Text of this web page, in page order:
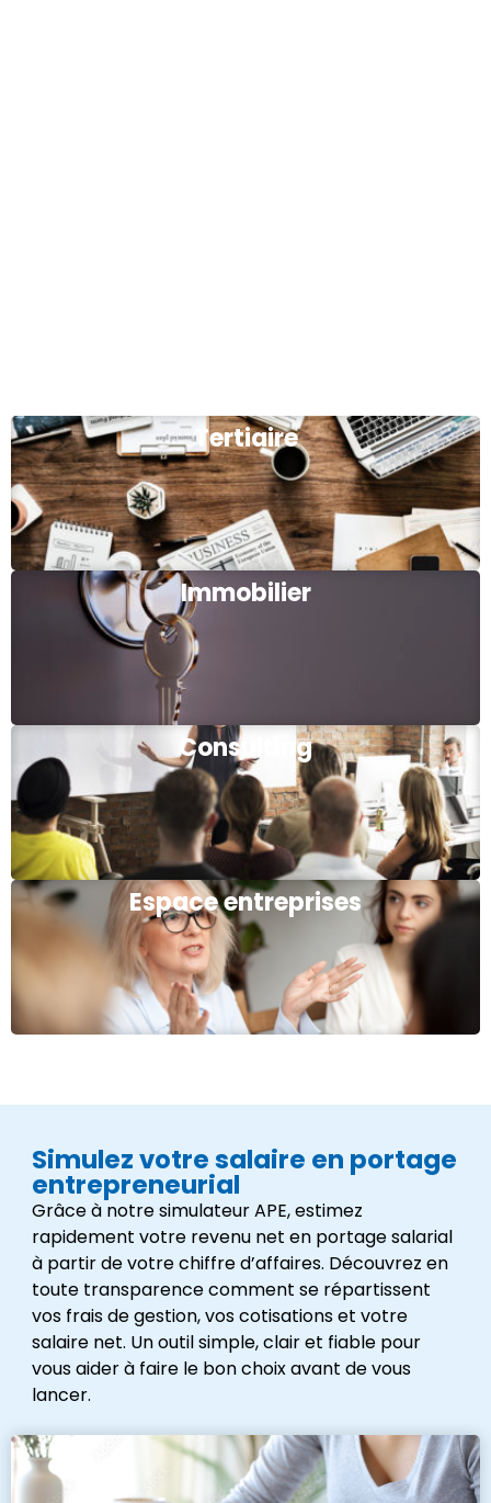
Tertiaire
Immobilier
Consulting
Espace entreprises
Simulez votre salaire en portage
entrepreneurial
Grâce à notre simulateur APE, estimez
rapidement votre revenu net en portage salarial
à partir de votre chiffre d’affaires. Découvrez en
toute transparence comment se répartissent
vos frais de gestion, vos cotisations et votre
salaire net. Un outil simple, clair et fiable pour
vous aider à faire le bon choix avant de vous
lancer.